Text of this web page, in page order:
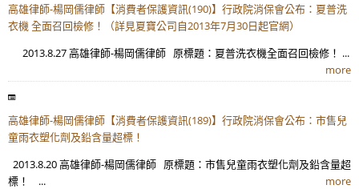
高雄律師-楊岡儒律師【消費者保護資訊(190)】行政院消保會公布：夏普洗
衣機 全面召回檢修！（詳見夏寶公司自2013年7月30日起官網）
2013.8.27 高雄律師-楊岡儒律師 原標題：夏普洗衣機全面召回檢修！ ...
more
高雄律師-楊岡儒律師【消費者保護資訊(189)】行政院消保會公布：市售兒
童雨衣塑化劑及鉛含量超標！
2013.8.20 高雄律師-楊岡儒律師 原標題：市售兒童雨衣塑化劑及鉛含量超
標！ ...
more